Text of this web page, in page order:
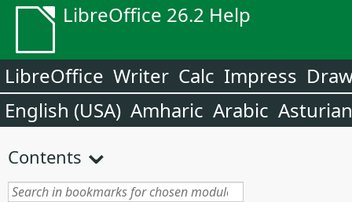
LibreOffice 26.2 Help
LibreOffice Writer Calc Impress
English (USA) Amharic Arabic Asturian
Contents